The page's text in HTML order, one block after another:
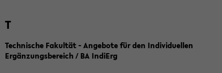
T
Technische Fakultät - Angebote für den Individuellen
Ergänzungsbereich / BA IndiErg